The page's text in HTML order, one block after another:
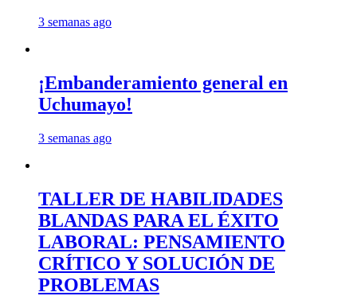
3 semanas ago
¡Embanderamiento general en
Uchumayo!
3 semanas ago
TALLER DE HABILIDADES
BLANDAS PARA EL ÉXITO
LABORAL: PENSAMIENTO
CRÍTICO Y SOLUCIÓN DE
PROBLEMAS